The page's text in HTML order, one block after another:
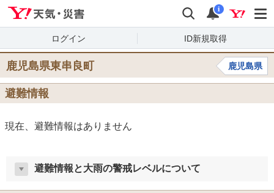
検索 通知
i
ログイン ID新規取得
鹿児島県東串良町 鹿児島県
避難情報
現在、避難情報はありません
避難情報と大雨の警戒レベルについて